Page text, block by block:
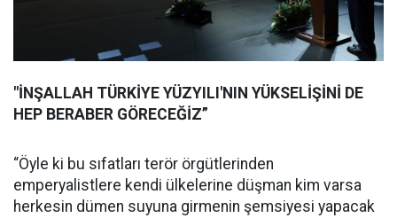
"İNŞALLAH TÜRKİYE YÜZYILI'NIN YÜKSELİŞİNİ DE
HEP BERABER GÖRECEĞİZ”
“Öyle ki bu sıfatları terör örgütlerinden
emperyalistlere kendi ülkelerine düşman kim varsa
herkesin dümen suyuna girmenin şemsiyesi yapacak